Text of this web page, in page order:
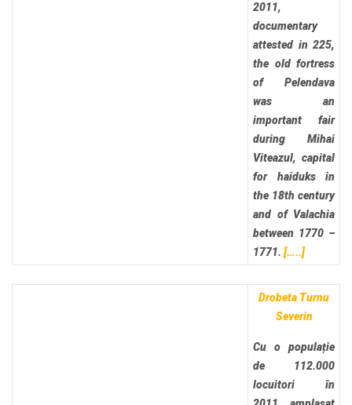
2011,
documentary
attested in 225,
the old fortress
of Pelendava
was an
important fair
during Mihai
Viteazul, capital
for haiduks in
the 18th century
and of Valachia
between 1770 –
1771. […..]
Drobeta Turnu
Severin
Cu o populație
de 112.000
locuitori în